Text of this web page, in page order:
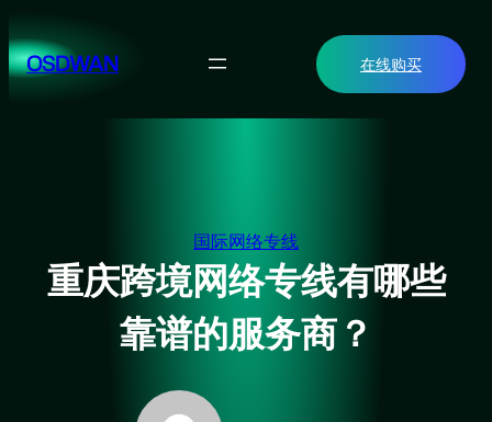
至
内OSDWAN 在线购买
国际网络专线
重庆跨境网络专线有哪些
靠谱的服务商？